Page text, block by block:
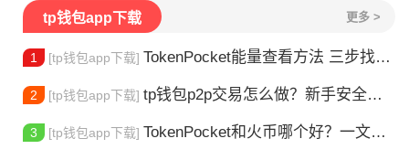
tp钱包app下载 更多 >
1 [tp钱包app下载] TokenPocket能量查看方法 三步找到TRX能量余额
2 [tp钱包app下载] tp钱包p2p交易怎么做？新手安全指南
3 [tp钱包app下载] TokenPocket和火币哪个好？一文帮你理清选择